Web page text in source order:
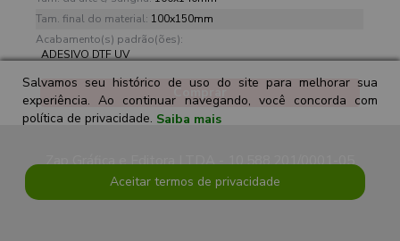
Tam. final do material: 100x150mm
Acabamento(s) padrão(ões):
ADESIVO DTF UV
Comprar
Zap Gráfica e Editora LTDA - 10.588.201/0001-05
Salvamos seu histórico de uso do site para melhorar sua
experiência. Ao continuar navegando, você concorda com
política de privacidade. Saiba mais
Aceitar termos de privacidade